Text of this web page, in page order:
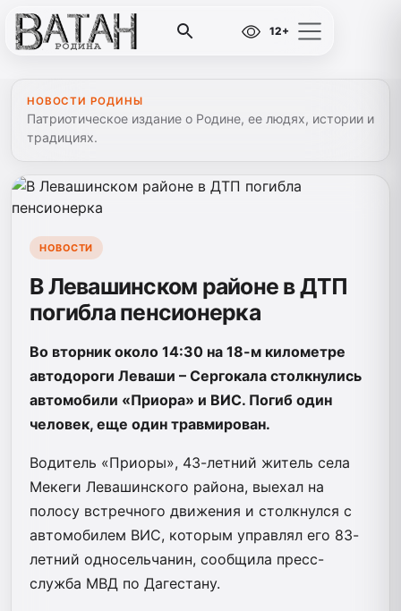
12+
НОВОСТИ РОДИНЫ
Патриотическое издание о Родине, ее людях, истории и
традициях.
НОВОСТИ
В Левашинском районе в ДТП
погибла пенсионерка
Во вторник около 14:30 на 18-м километре
автодороги Леваши – Сергокала столкнулись
автомобили «Приора» и ВИС. Погиб один
человек, еще один травмирован.
Водитель «Приоры», 43-летний житель села
Мекеги Левашинского района, выехал на
полосу встречного движения и столкнулся с
автомобилем ВИС, которым управлял его 83-
летний односельчанин, сообщила пресс-
служба МВД по Дагестану.